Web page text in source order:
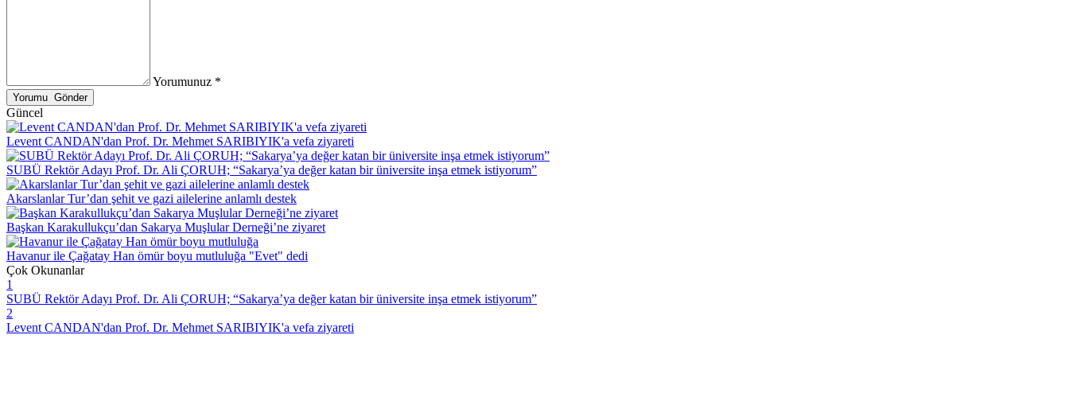
Yorumunuz *
Güncel
Levent CANDAN'dan Prof. Dr. Mehmet SARIBIYIK'a vefa ziyareti
SUBÜ Rektör Adayı Prof. Dr. Ali ÇORUH; “Sakarya’ya değer katan bir üniversite inşa etmek istiyorum”
Akarslanlar Tur’dan şehit ve gazi ailelerine anlamlı destek
Başkan Karakullukçu’dan Sakarya Muşlular Derneği’ne ziyaret
Havanur ile Çağatay Han ömür boyu mutluluğa "Evet" dedi
Çok Okunanlar
1
SUBÜ Rektör Adayı Prof. Dr. Ali ÇORUH; “Sakarya’ya değer katan bir üniversite inşa etmek istiyorum”
2
Levent CANDAN'dan Prof. Dr. Mehmet SARIBIYIK'a vefa ziyareti